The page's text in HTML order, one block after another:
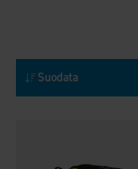
Suodata